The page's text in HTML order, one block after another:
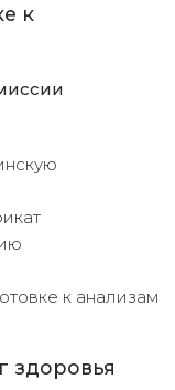
к
к анализам
здоровья